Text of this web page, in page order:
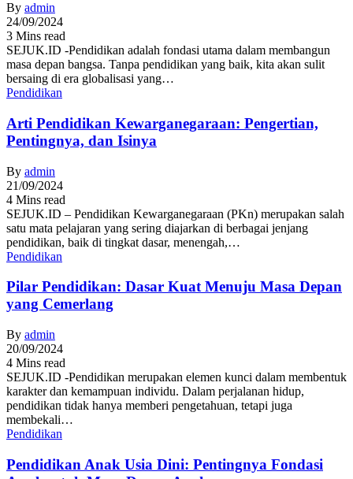
By admin
24/09/2024
3 Mins read
SEJUK.ID -Pendidikan adalah fondasi utama dalam membangun
masa depan bangsa. Tanpa pendidikan yang baik, kita akan sulit
bersaing di era globalisasi yang…
Pendidikan
Arti Pendidikan Kewarganegaraan: Pengertian,
Pentingnya, dan Isinya
By admin
21/09/2024
4 Mins read
SEJUK.ID – Pendidikan Kewarganegaraan (PKn) merupakan salah
satu mata pelajaran yang sering diajarkan di berbagai jenjang
pendidikan, baik di tingkat dasar, menengah,…
Pendidikan
Pilar Pendidikan: Dasar Kuat Menuju Masa Depan
yang Cemerlang
By admin
20/09/2024
4 Mins read
SEJUK.ID -Pendidikan merupakan elemen kunci dalam membentuk
karakter dan kemampuan individu. Dalam perjalanan hidup,
pendidikan tidak hanya memberi pengetahuan, tetapi juga
membekali…
Pendidikan
Pendidikan Anak Usia Dini: Pentingnya Fondasi